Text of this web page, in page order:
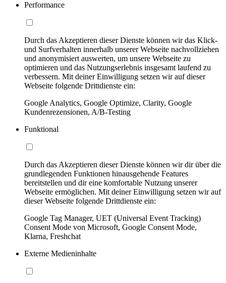
Performance
Durch das Akzeptieren dieser Dienste können wir das Klick-
und Surfverhalten innerhalb unserer Webseite nachvollziehen
und anonymisiert auswerten, um unsere Webseite zu
optimieren und das Nutzungserlebnis insgesamt laufend zu
verbessern. Mit deiner Einwilligung setzen wir auf dieser
Webseite folgende Drittdienste ein:
Google Analytics, Google Optimize, Clarity, Google
Kundenrezensionen, A/B-Testing
Funktional
Durch das Akzeptieren dieser Dienste können wir dir über die
grundlegenden Funktionen hinausgehende Features
bereitstellen und dir eine komfortable Nutzung unserer
Webseite ermöglichen. Mit deiner Einwilligung setzen wir auf
dieser Webseite folgende Drittdienste ein:
Google Tag Manager, UET (Universal Event Tracking)
Consent Mode von Microsoft, Google Consent Mode,
Klarna, Freshchat
Externe Medieninhalte